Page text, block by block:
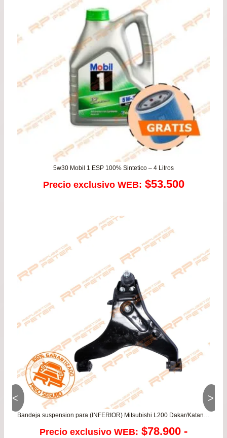
5w30 Mobil 1 ESP 100% Sintetico – 4 Litros
Precio exclusivo WEB: $53.500
Precio exclusivo WEB: $78.900 -
< >